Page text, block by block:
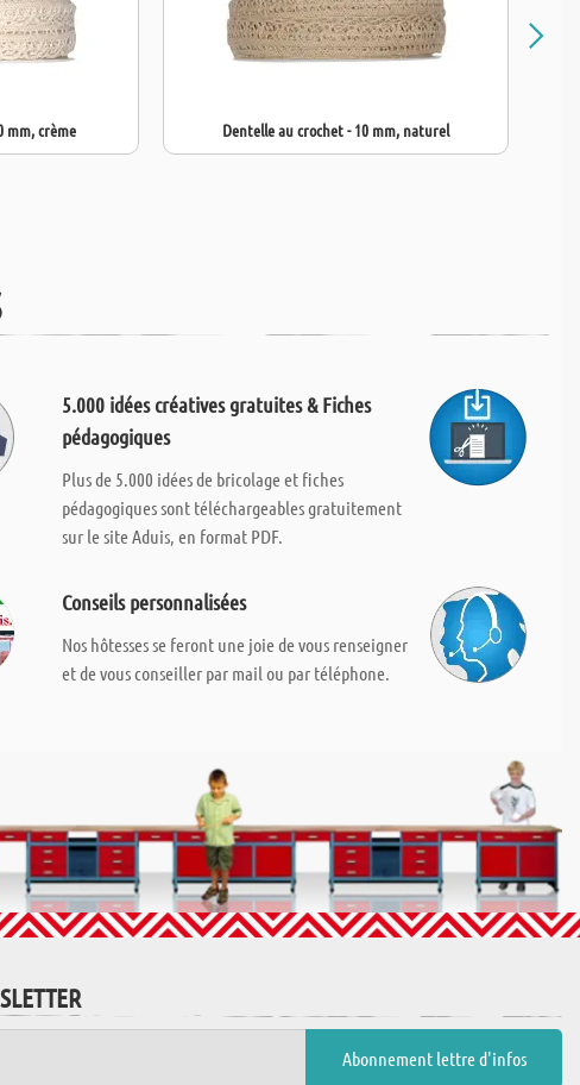
mm, crème Dentelle au crochet - 10 mm, naturel
5.000 idées créatives gratuites & Fiches
pédagogiques
Plus de 5.000 idées de bricolage et fiches
pédagogiques sont téléchargeables gratuitement
sur le site Aduis, en format PDF.
Conseils personnalisées
Nos hôtesses se feront une joie de vous renseigner
et de vous conseiller par mail ou par téléphone.